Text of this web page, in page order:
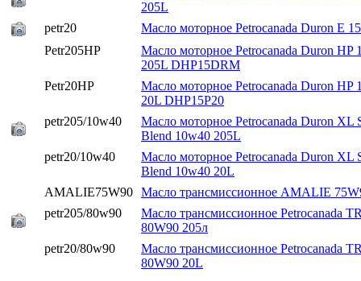
205L
petr20
Масло моторное Petrocanada Duron E
Petr205HP
Масло моторное Petrocanada Duron HP
205L DHP15DRM
Petr20HP
Масло моторное Petrocanada Duron HP
20L DHP15P20
petr205/10w40
Масло моторное Petrocanada Duron XL
Blend 10w40 205L
petr20/10w40
Масло моторное Petrocanada Duron XL
Blend 10w40 20L
AMALIE75W90 Масло трансмиссионное AMALIE
petr205/80w90
Масло трансмиссионное Petrocanada
80W90 205л
petr20/80w90
Масло трансмиссионное Petrocanada
80W90 20L